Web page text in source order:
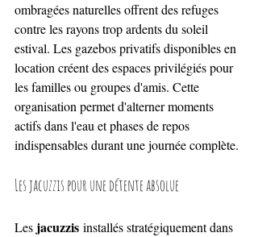
ombragées naturelles offrent des refuges
contre les rayons trop ardents du soleil
estival. Les gazebos privatifs disponibles en
location créent des espaces privilégiés pour
les familles ou groupes d'amis. Cette
organisation permet d'alterner moments
actifs dans l'eau et phases de repos
indispensables durant une journée complète.
Les jacuzzis pour une détente absolue
Les jacuzzis installés stratégiquement dans